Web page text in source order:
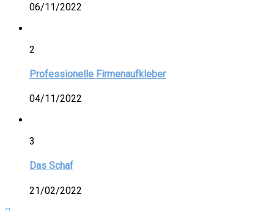
06/11/2022
2
Professionelle Firmenaufkleber
04/11/2022
3
Das Schaf
21/02/2022